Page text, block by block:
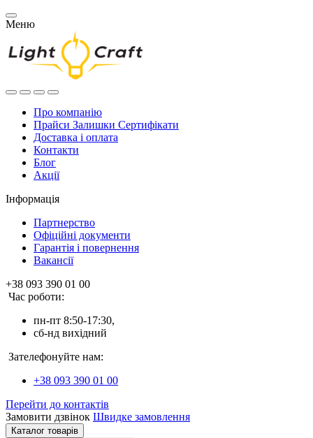
Меню
Про компанію
Прайси Залишки Сертифікати
Доставка і оплата
Контакти
Блог
Акції
Інформація
Партнерство
Офіційні документи
Гарантія і повернення
Вакансії
+38 093 390 01 00
Час роботи:
пн-пт 8:50-17:30,
сб-нд вихідний
Зателефонуйте нам:
+38 093 390 01 00
Перейти до контактів
Замовити дзвінок Швидке замовлення
Каталог товарів